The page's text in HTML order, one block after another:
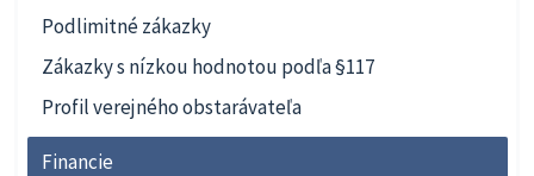
Podlimitné zákazky
Zákazky s nízkou hodnotou podľa §117
Profil verejného obstarávateľa
Financie